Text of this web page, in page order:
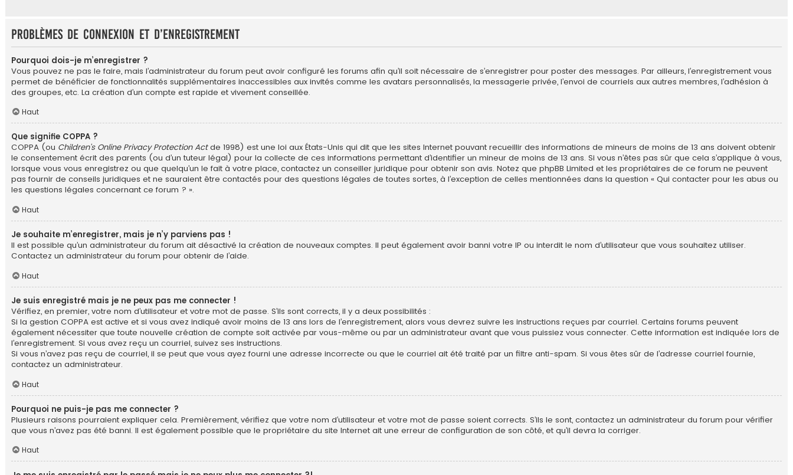
Problèmes de connexion et d’enregistrement
Pourquoi dois-je m’enregistrer ?
Vous pouvez ne pas le faire, mais l’administrateur du forum peut avoir configuré les forums afin qu’il soit nécessaire de s’enregistrer pour poster des messages. Par ailleurs, l’enregistrement vous
permet de bénéficier de fonctionnalités supplémentaires inaccessibles aux invités comme les avatars personnalisés, la messagerie privée, l’envoi de courriels aux autres membres, l’adhésion à
des groupes, etc. La création d’un compte est rapide et vivement conseillée.
Haut
Que signifie COPPA ?
COPPA (ou Children’s Online Privacy Protection Actde 1998) est une loi aux États-Unis qui dit que les sites Internet pouvant recueillir des informations de mineurs de moins de 13 ans doivent obtenir
le consentement écrit des parents (ou d’un tuteur légal) pour la collecte de ces informations permettant d’identifier un mineur de moins de 13 ans. Si vous n’êtes pas sûr que cela s’applique à vous,
lorsque vous vous enregistrez ou que quelqu’un le fait à votre place, contactez un conseiller juridique pour obtenir son avis. Notez que phpBB Limited et les propriétaires de ce forum ne peuvent
pas fournir de conseils juridiques et ne sauraient être contactés pour des questions légales de toutes sortes, à l’exception de celles mentionnées dans la question « Qui contacter pour les abus ou
les questions légales concernant ce forum ? ».
Haut
Je souhaite m’enregistrer, mais je n’y parviens pas !
Il est possible qu’un administrateur du forum ait désactivé la création de nouveaux comptes. Il peut également avoir banni votre IP ou interdit le nom d’utilisateur que vous souhaitez utiliser.
Contactez un administrateur du forum pour obtenir de l’aide.
Haut
Je suis enregistré mais je ne peux pas me connecter !
Vérifiez, en premier, votre nom d’utilisateur et votre mot de passe. S’ils sont corrects, il y a deux possibilités :
Si la gestion COPPA est active et si vous avez indiqué avoir moins de 13 ans lors de l’enregistrement, alors vous devrez suivre les instructions reçues par courriel. Certains forums peuvent
également nécessiter que toute nouvelle création de compte soit activée par vous-même ou par un administrateur avant que vous puissiez vous connecter. Cette information est indiquée lors de
l’enregistrement. Si vous avez reçu un courriel, suivez ses instructions.
Si vous n’avez pas reçu de courriel, il se peut que vous ayez fourni une adresse incorrecte ou que le courriel ait été traité par un filtre anti-spam. Si vous êtes sûr de l’adresse courriel fournie,
contactez un administrateur.
Haut
Pourquoi ne puis-je pas me connecter ?
Plusieurs raisons pourraient expliquer cela. Premièrement, vérifiez que votre nom d’utilisateur et votre mot de passe soient corrects. S’ils le sont, contactez un administrateur du forum pour vérifier
que vous n’avez pas été banni. Il est également possible que le propriétaire du site Internet ait une erreur de configuration de son côté, et qu’il devra la corriger.
Haut